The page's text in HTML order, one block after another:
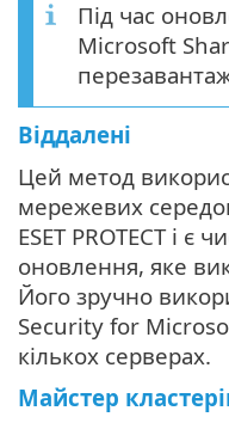
Під час
Microsoft
Віддалені
Цей метод
мережевих
ESET PROTECT і є
оновлення, яке
Його зручно
Security for
кількох серверах.
Майстер